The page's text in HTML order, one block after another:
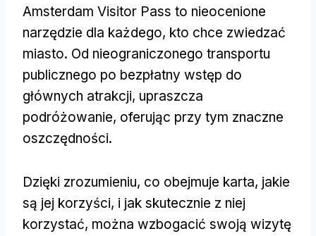
Amsterdam Visitor Pass to nieocenione
narzędzie dla każdego, kto chce zwiedzać
miasto. Od nieograniczonego transportu
publicznego po bezpłatny wstęp do
głównych atrakcji, upraszcza
podróżowanie, oferując przy tym znaczne
oszczędności.
Dzięki zrozumieniu, co obejmuje karta, jakie
są jej korzyści, i jak skutecznie z niej
korzystać, można wzbogacić swoją wizytę